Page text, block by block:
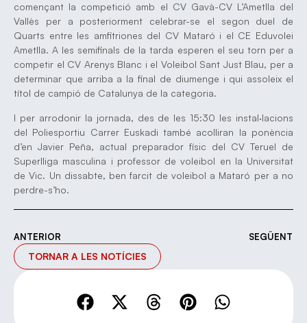
començant la competició amb el CV Gavà-CV L’Ametlla del
Vallès per a posteriorment celebrar-se el segon duel de
Quarts entre les amfitriones del CV Mataró i el CE Eduvolei
Ametlla. A les semifinals de la tarda esperen el seu torn per a
competir el CV Arenys Blanc i el Voleibol Sant Just Blau, per a
determinar que arriba a la final de diumenge i qui assoleix el
títol de campió de Catalunya de la categoria.
I per arrodonir la jornada, des de les 15:30 les instal·lacions
del Poliesportiu Carrer Euskadi també acolliran la ponència
d’en Javier Peña, actual preparador físic del CV Teruel de
Superlliga masculina i professor de voleibol en la Universitat
de Vic. Un dissabte, ben farcit de voleibol a Mataró per a no
perdre-s’ho.
ANTERIOR SEGÜENT
TORNAR A LES NOTÍCIES